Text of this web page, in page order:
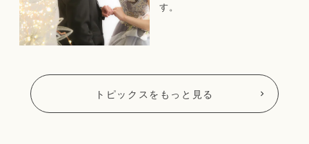
す。
トピックスをもっと見る